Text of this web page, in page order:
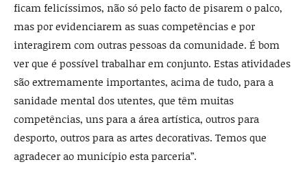
ficam felicíssimos, não só pelo facto de pisarem o palco,
mas por evidenciarem as suas competências e por
interagirem com outras pessoas da comunidade. É bom
ver que é possível trabalhar em conjunto. Estas atividades
são extremamente importantes, acima de tudo, para a
sanidade mental dos utentes, que têm muitas
competências, uns para a área artística, outros para
desporto, outros para as artes decorativas. Temos que
agradecer ao município esta parceria”.